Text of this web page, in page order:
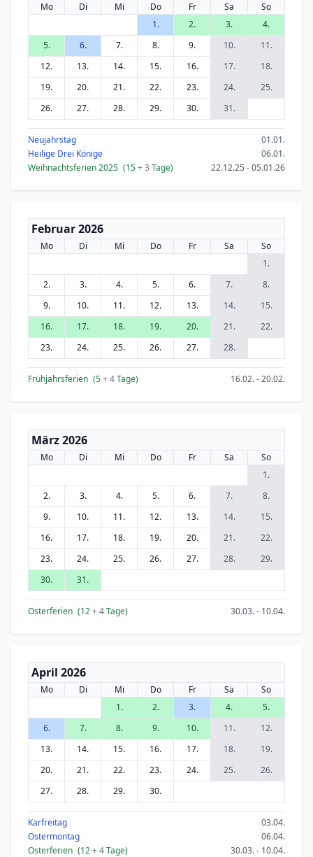
Mo Di Mi Do Fr Sa
So
1.
2. 3.
4.
5.
6. 7. 8. 9. 10.
11.
12.
13. 14. 15. 16. 17.
18.
19.
20. 21. 22. 23. 24.
25.
26.
27. 28. 29. 30. 31.
Neujahrstag
01.01.
Heilige Drei Könige
06.01.
Weihnachtsferien 2025 (15+ 3 Tage) 22.12.25 - 05.01.26
Februar 2026
Mo Di Mi Do Fr Sa
So
1.
2.
3. 4. 5. 6. 7.
8.
9.
10. 11. 12. 13. 14.
15.
16.
17. 18. 19. 20. 21.
22.
23.
24. 25. 26. 27. 28.
Frühjahrsferien (5+ 4Tage) 16.02. - 20.02.
März 2026
Mo Di Mi Do Fr Sa
So
1.
2.
3. 4. 5. 6. 7.
8.
9.
10. 11. 12. 13. 14.
15.
16.
17. 18. 19. 20. 21.
22.
23.
24. 25. 26. 27. 28.
29.
30.
31.
Osterferien (12+ 4Tage) 30.03. - 10.04.
April 2026
Mo Di Mi Do Fr Sa
So
1.
2. 3. 4.
5.
6.
7. 8. 9. 10. 11.
12.
13.
14. 15. 16. 17. 18.
19.
20.
21. 22. 23. 24. 25.
26.
27.
28. 29. 30.
Karfreitag
03.04.
Ostermontag
06.04.
Osterferien (12+ 4Tage) 30.03. - 10.04.